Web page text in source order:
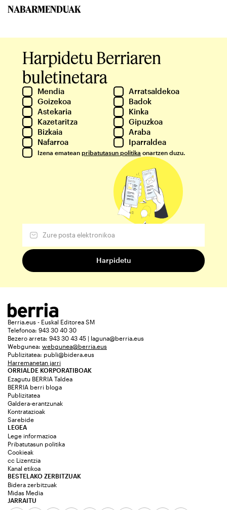
NABARMENDUAK
Harpidetu Berriaren
buletinetara
Mendia
Arratsaldekoa
Goizekoa
Badok
Astekaria
Kinka
Kazetaritza
Gipuzkoa
Bizkaia
Araba
Nafarroa
Iparraldea
Izena ematean pribatutasun politika onartzen duzu.
Berria.eus - Euskal Editorea SM
Telefonoa: 943 30 40 30
Bezero arreta: 943 30 43 45 | laguna@berria.eus
Webgunea: webgunea@berria.eus
Publizitatea: publi@bidera.eus
Harremanetan jarri
ORRIALDE KORPORATIBOAK
Ezagutu BERRIA Taldea
BERRIA berri bloga
Publizitatea
Galdera-erantzunak
Kontratazioak
Sarebide
JARRAITU
LEGEA
Lege informazioa
Pribatutasun politika
Cookieak
cc Lizentzia
Kanal etikoa
BESTELAKO ZERBITZUAK
Bidera zerbitzuak
Midas Media